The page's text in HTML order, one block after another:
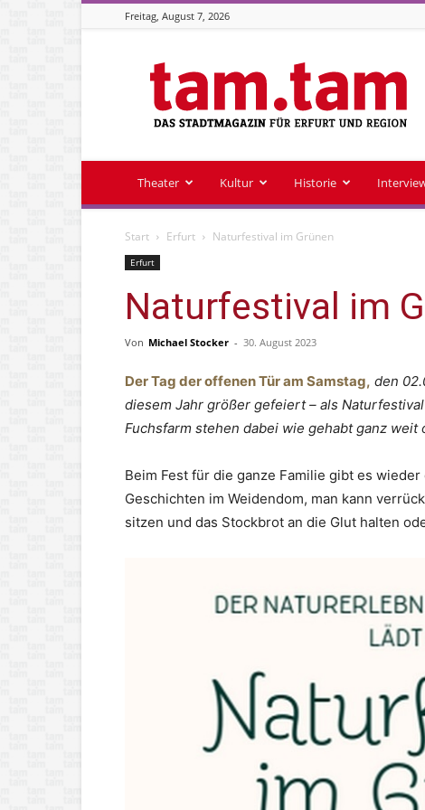
Freitag, August 7, 2026
Stadtmagazin
tam.tam
Theater Kultur Historie
Start Erfurt Naturfestival im Grünen
Erfurt
Naturfestival im
Von Michael Stocker - 30. August 2023
Der Tag der offenen Tür am Samstag, den
diesem Jahr größer gefeiert – als
Fuchsfarm stehen dabei wie gehabt ganz
Beim Fest für die ganze Familie gibt es
Geschichten im Weidendom, man kann
sitzen und das Stockbrot an die Glut halten